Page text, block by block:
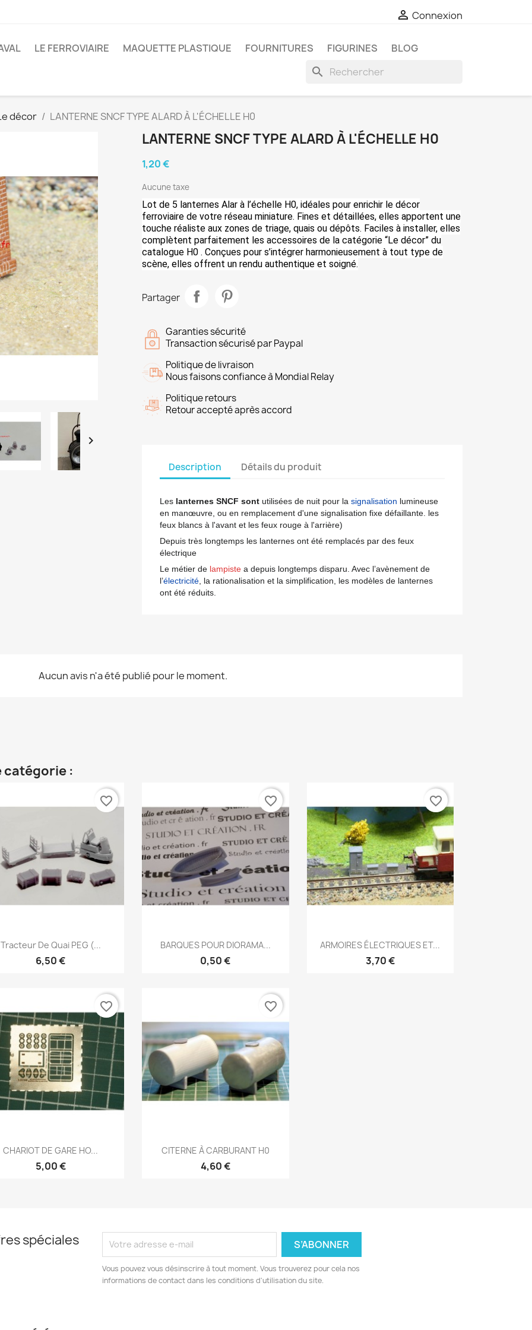
 Connexion
LE FERROVIAIRE MAQUETTE PLASTIQUE FOURNITURES FIGURINES BLOG
search
décor LANTERNE SNCF TYPE ALARD À L'ÉCHELLE H0

LANTERNE SNCF TYPE ALARD À L'ÉCHELLE H0
1,20 €
Aucune taxe
Lot de 5 lanternes Alar à l’échelle H0, idéales pour enrichir le décor
ferroviaire de votre réseau miniature. Fines et détaillées, elles apportent une
touche réaliste aux zones de triage, quais ou dépôts. Faciles à installer, elles
complètent parfaitement les accessoires de la catégorie “Le décor” du
catalogue H0 . Conçues pour s’intégrer harmonieusement à tout type de
scène, elles offrent un rendu authentique et soigné.
Partager
Garanties sécurité
Transaction sécurisé par Paypal
Politique de livraison
Nous faisons confiance à Mondial Relay
Politique retours
Retour accepté après accord
Description Détails du produit
Les lanternes SNCF sont utilisées de nuit pour la signalisation lumineuse
en manœuvre, ou en remplacement d'une signalisation fixe défaillante. les
feux blancs à l'avant et les feux rouge à l'arrière)
Depuis très longtemps les lanternes ont été remplacés par des feux
électrique
Le métier de lampiste a depuis longtemps disparu. Avec l’avènement de
l’électricité , la rationalisation et la simplification, les modèles de lanternes
ont été réduits.
Aucun avis n'a été publié pour le moment.
catégorie :
Aperçu rapide
Tracteur De Quai PEG (...
6,50 €
favorite_border
Aperçu rapide
BARQUES POUR DIORAMA...
0,50 €
favorite_border
Aperçu rapide
ARMOIRES ÉLECTRIQUES ET...
3,70 €
favorite_border
Aperçu rapide
CHARIOT DE GARE HO...
5,00 €
favorite_border
Aperçu rapide
CITERNE À CARBURANT H0
4,60 €
favorite_border
spéciales
Vous pouvez vous désinscrire à tout moment. Vous trouverez pour cela nos
informations de contact dans les conditions d'utilisation du site.